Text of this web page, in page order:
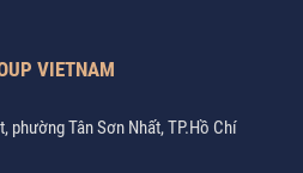
VIETNAM
phường Tân Sơn Nhất, TP.Hồ Chí